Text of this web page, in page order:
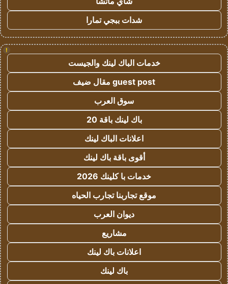
شدات ببجي تمارا
!
خدمات الباك لينك والجيست
guest post مقال ضيف
سوق العرب
باك لينك باقة 20
اعلانات الباك لينك
أقوى باقة باك لينك
خدمات با كلينك 2026
موقع تجاربنا تجارب الحياه
ديوان العرب
مشاريع
اعلانات باك لينك
باك لينك